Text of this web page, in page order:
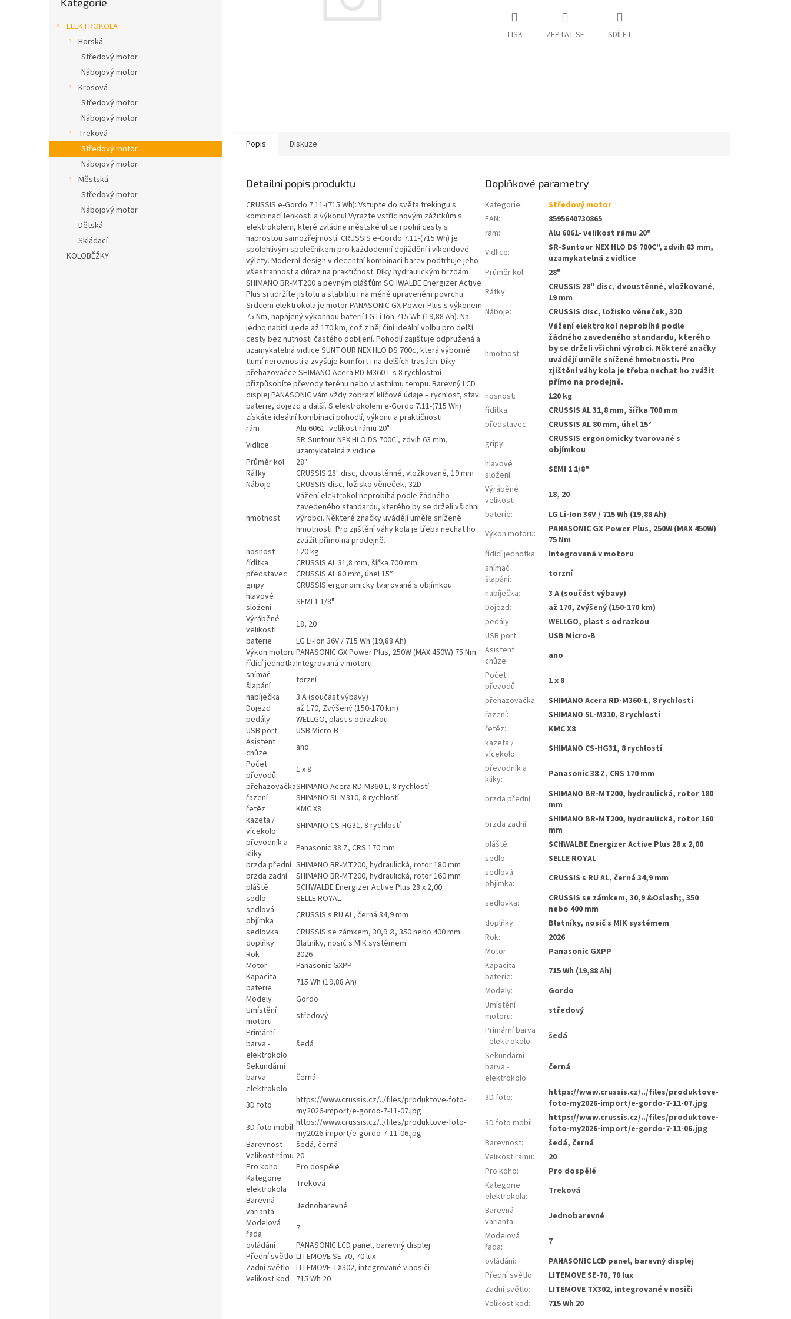
ELEKTROKOLA
Horská
Středový motor
Nábojový motor
Krosová
Středový motor
Nábojový motor
Treková
Středový motor
Nábojový motor
Městská
Středový motor
Nábojový motor
Dětská
Skládací
KOLOBĚŽKY
TISK ZEPTAT SE SDÍLET
Popis Diskuze
Detailní popis produktu
CRUSSIS e-Gordo 7.11-(715 Wh): Vstupte do světa trekingu s
kombinací lehkosti a výkonu! Vyrazte vstříc novým zážitkům s
elektrokolem, které zvládne městské ulice i polní cesty s
naprostou samozřejmostí. CRUSSIS e-Gordo 7.11-(715 Wh) je
spolehlivým společníkem pro každodenní dojíždění i víkendové
výlety. Moderní design v decentní kombinaci barev podtrhuje jeho
všestrannost a důraz na praktičnost. Díky hydraulickým brzdám
SHIMANO BR-MT200 a pevným plášťům SCHWALBE Energizer Active
Plus si udržíte jistotu a stabilitu i na méně upraveném povrchu.
Srdcem elektrokola je motor PANASONIC GX Power Plus s výkonem
75 Nm, napájený výkonnou baterií LG Li-Ion 715 Wh (19,88 Ah). Na
jedno nabití ujede až 170 km, což z něj činí ideální volbu pro delší
cesty bez nutnosti častého dobíjení. Pohodlí zajišťuje odpružená a
uzamykatelná vidlice SUNTOUR NEX HLO DS 700c, která výborně
tlumí nerovnosti a zvyšuje komfort i na delších trasách. Díky
přehazovačce SHIMANO Acera RD-M360-L s 8 rychlostmi
přizpůsobíte převody terénu nebo vlastnímu tempu. Barevný LCD
displej PANASONIC vám vždy zobrazí klíčové údaje – rychlost, stav
baterie, dojezd a další. S elektrokolem e-Gordo 7.11-(715 Wh)
získáte ideální kombinaci pohodlí, výkonu a praktičnosti.
rám
Alu 6061- velikost rámu 20"
Vidlice
SR-Suntour NEX HLO DS 700C", zdvih 63 mm,
uzamykatelná z vidlice
Průměr kol
28"
Ráfky
CRUSSIS 28" disc, dvoustěnné, vložkované, 19 mm
Náboje
CRUSSIS disc, ložisko věneček, 32D
hmotnost
Vážení elektrokol neprobíhá podle žádného
zavedeného standardu, kterého by se drželi všichni
výrobci. Některé značky uvádějí uměle snížené
hmotnosti. Pro zjištění váhy kola je třeba nechat ho
zvážit přímo na prodejně.
nosnost
120 kg
řídítka
CRUSSIS AL 31,8 mm, šířka 700 mm
představec
CRUSSIS AL 80 mm, úhel 15°
gripy
CRUSSIS ergonomicky tvarované s objímkou
hlavové
složení
SEMI 1 1/8"
Výráběné
velikosti
18, 20
baterie
LG Li-Ion 36V / 715 Wh (19,88 Ah)
Výkon motoruPANASONIC GX Power Plus, 250W (MAX 450W) 75 Nm
řídící jednotkaIntegrovaná v motoru
snímač
šlapání
torzní
nabíječka
3 A (součást výbavy)
Dojezd
až 170, Zvýšený (150-170 km)
pedály
WELLGO, plast s odrazkou
USB port
USB Micro-B
Asistent
chůze
ano
Počet
převodů
1 x 8
přehazovačkaSHIMANO Acera RD-M360-L, 8 rychlostí
řazení
SHIMANO SL-M310, 8 rychlostí
řetěz
KMC X8
kazeta /
vícekolo
SHIMANO CS-HG31, 8 rychlostí
převodník a
kliky
Panasonic 38 Z, CRS 170 mm
brzda přední SHIMANO BR-MT200, hydraulická, rotor 180 mm
brzda zadní
SHIMANO BR-MT200, hydraulická, rotor 160 mm
pláště
SCHWALBE Energizer Active Plus 28 x 2,00
sedlo
SELLE ROYAL
sedlová
objímka
CRUSSIS s RU AL, černá 34,9 mm
sedlovka
CRUSSIS se zámkem, 30,9 Ø, 350 nebo 400 mm
doplňky
Blatníky, nosič s MIK systémem
Rok
2026
Motor
Panasonic GXPP
Kapacita
baterie
715 Wh (19,88 Ah)
Modely
Gordo
Umístění
motoru
středový
Primární
barva -
elektrokolo
šedá
Sekundární
barva -
elektrokolo
černá
3D foto
https://www.crussis.cz/../files/produktove-foto-
my2026-import/e-gordo-7-11-07.jpg
3D foto mobil https://www.crussis.cz/../files/produktove-foto-
my2026-import/e-gordo-7-11-06.jpg
Barevnost
šedá, černá
Velikost rámu 20
Pro koho
Pro dospělé
Kategorie
elektrokola
Treková
Barevná
varianta
Jednobarevné
Modelová
řada
7
ovládání
PANASONIC LCD panel, barevný displej
Přední světlo LITEMOVE SE-70, 70 lux
Zadní světlo LITEMOVE TX302, integrované v nosiči
Velikost kod
715 Wh 20
Doplňkové parametry
Kategorie:
Středový motor
EAN:
8595640730865
rám:
Alu 6061- velikost rámu 20"
Vidlice:
SR-Suntour NEX HLO DS 700C", zdvih 63 mm,
uzamykatelná z vidlice
Průměr kol:
28"
Ráfky:
CRUSSIS 28" disc, dvoustěnné, vložkované,
19 mm
Náboje: CRUSSIS disc, ložisko věneček, 32D
hmotnost:
Vážení elektrokol neprobíhá podle
žádného zavedeného standardu, kterého
by se drželi všichni výrobci. Některé značky
uvádějí uměle snížené hmotnosti. Pro
zjištění váhy kola je třeba nechat ho zvážit
přímo na prodejně.
nosnost:
120 kg
řídítka:
CRUSSIS AL 31,8 mm, šířka 700 mm
představec:
CRUSSIS AL 80 mm, úhel 15°
gripy:
CRUSSIS ergonomicky tvarované s
objímkou
hlavové
složení:
SEMI 1 1/8"
Výráběné
velikosti:
18, 20
baterie:
LG Li-Ion 36V / 715 Wh (19,88 Ah)
Výkon motoru:
PANASONIC GX Power Plus, 250W (MAX 450W)
75 Nm
řídící jednotka:
Integrovaná v motoru
snímač
šlapání:
torzní
nabíječka:
3 A (součást výbavy)
Dojezd:
až 170, Zvýšený (150-170 km)
pedály:
WELLGO, plast s odrazkou
USB port:
USB Micro-B
Asistent
chůze:
ano
Počet
převodů:
1 x 8
přehazovačka:
SHIMANO Acera RD-M360-L, 8 rychlostí
řazení:
SHIMANO SL-M310, 8 rychlostí
řetěz:
KMC X8
kazeta /
vícekolo:
SHIMANO CS-HG31, 8 rychlostí
převodník a
kliky: Panasonic 38 Z, CRS 170 mm
brzda přední:
SHIMANO BR-MT200, hydraulická, rotor 180
mm
brzda zadní:
SHIMANO BR-MT200, hydraulická, rotor 160
mm
pláště:
SCHWALBE Energizer Active Plus 28 x 2,00
sedlo:
SELLE ROYAL
sedlová
objímka: CRUSSIS s RU AL, černá 34,9 mm
sedlovka:
CRUSSIS se zámkem, 30,9 &Oslash;, 350
nebo 400 mm
doplňky:
Blatníky, nosič s MIK systémem
Rok:
2026
Motor:
Panasonic GXPP
Kapacita
baterie:
715 Wh (19,88 Ah)
Modely:
Gordo
Umístění
motoru:
středový
Primární barva
- elektrokolo:
šedá
Sekundární
barva -
elektrokolo:
černá
3D foto:
https://www.crussis.cz/../files/produktove-
foto-my2026-import/e-gordo-7-11-07.jpg
3D foto mobil:
https://www.crussis.cz/../files/produktove-
foto-my2026-import/e-gordo-7-11-06.jpg
Barevnost:
šedá, černá
Velikost rámu:
20
Pro koho:
Pro dospělé
Kategorie
elektrokola:
Treková
Barevná
varianta:
Jednobarevné
Modelová
řada:
7
ovládání:
PANASONIC LCD panel, barevný displej
Přední světlo:
LITEMOVE SE-70, 70 lux
Zadní světlo:
LITEMOVE TX302, integrované v nosiči
Velikost kod: 715 Wh 20